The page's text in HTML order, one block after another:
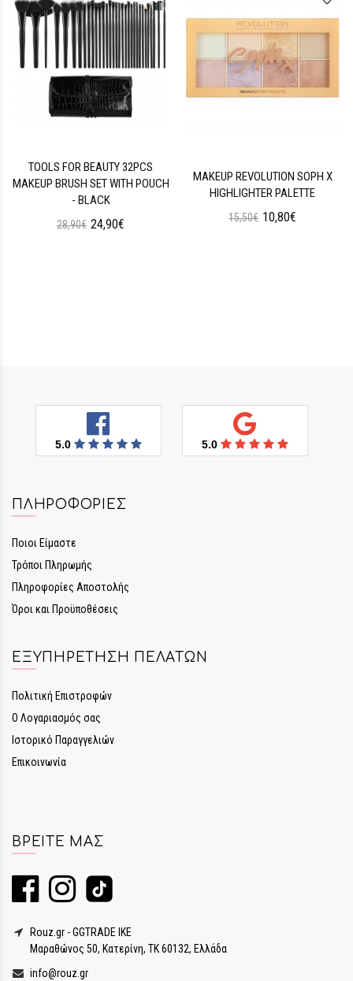
TOOLS FOR BEAUTY 32PCS
MAKEUP BRUSH SET WITH POUCH
- BLACK
28,90€ 24,90€
MAKEUP REVOLUTION SOPH X
HIGHLIGHTER PALETTE
15,50€ 10,80€
5.0 5.0
ΠΛΗΡΟΦΟΡΊΕΣ
Ποιοι Είμαστε
Τρόποι Πληρωμής
Πληροφορίες Αποστολής
Όροι και Προϋποθέσεις
ΕΞΥΠΗΡΈΤΗΣΗ ΠΕΛΑΤΏΝ
Πολιτική Επιστροφών
Ο Λογαριασμός σας
Ιστορικό Παραγγελιών
Επικοινωνία
ΒΡΕΊΤΕ ΜΑΣ
Rouz.gr - GGTRADE IKE
Μαραθώνος 50, Κατερίνη, ΤΚ 60132, Ελλάδα
info@rouz.gr